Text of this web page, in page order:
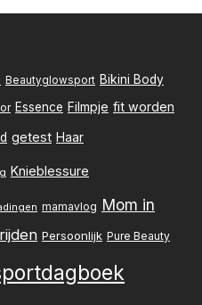
Beautyglowsport Bikini Body
Essence Filmpje fit worden
getest Haar
Knieblessure
mamavlog Mom in
Persoonlijk Pure Beauty